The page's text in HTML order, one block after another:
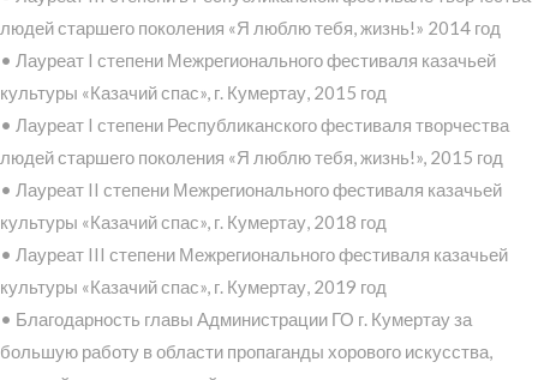
людей старшего поколения «Я люблю тебя, жизнь!» 2014 год
• Лауреат I степени Межрегионального фестиваля казачьей
культуры «Казачий спас», г. Кумертау, 2015 год
• Лауреат I степени Республиканского фестиваля творчества
людей старшего поколения «Я люблю тебя, жизнь!», 2015 год
• Лауреат II степени Межрегионального фестиваля казачьей
культуры «Казачий спас», г. Кумертау, 2018 год
• Лауреат III степени Межрегионального фестиваля казачьей
культуры «Казачий спас», г. Кумертау, 2019 год
• Благодарность главы Администрации ГО г. Кумертау за
большую работу в области пропаганды хорового искусства,